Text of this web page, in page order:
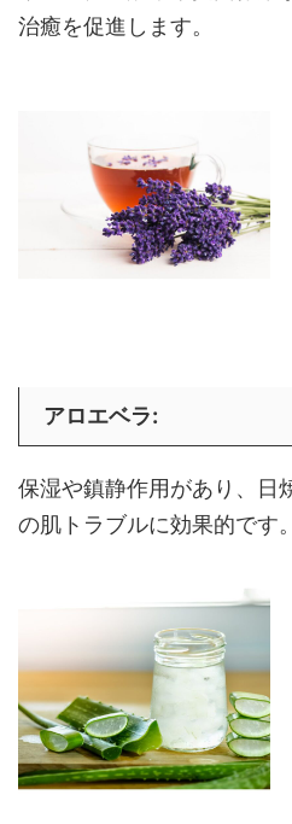
治癒を促進します。
アロエベラ:
保湿や鎮静作用があり、日
の肌トラブルに効果的です。